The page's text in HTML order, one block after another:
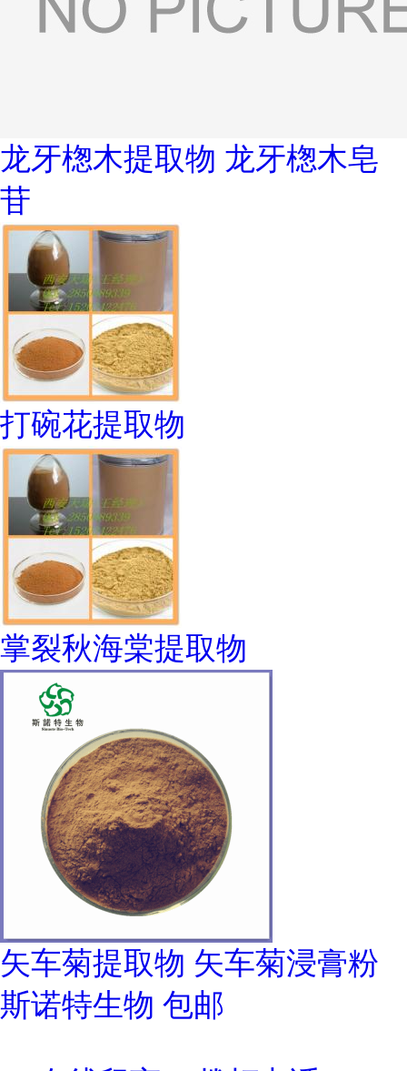
龙牙楤木提取物 龙牙楤木皂
苷
打碗花提取物
掌裂秋海棠提取物
矢车菊提取物 矢车菊浸膏粉
斯诺特生物 包邮